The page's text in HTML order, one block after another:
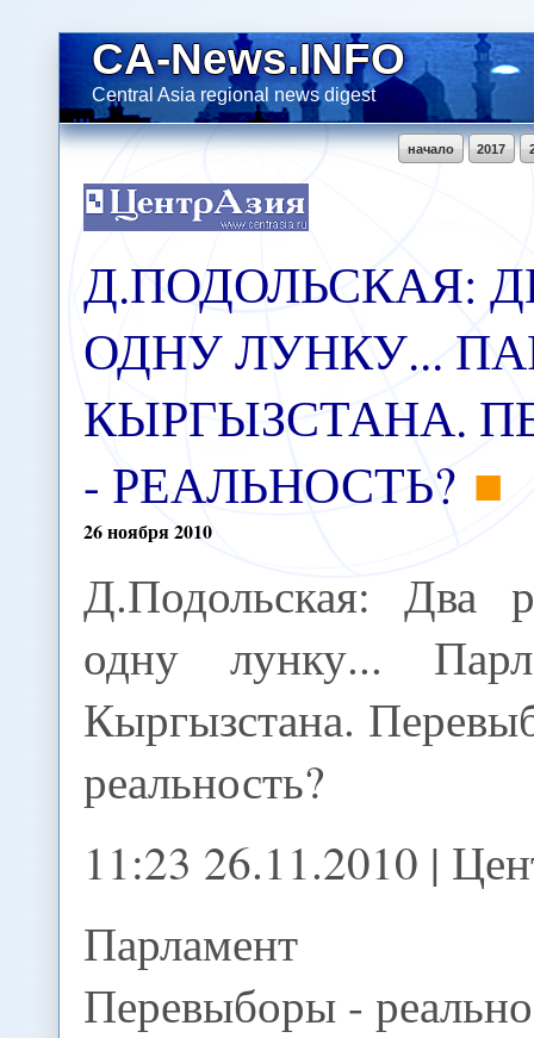
CA-News.INFO
Central Asia regional news digest
2017
начало
Д.ПОДОЛЬСКАЯ:
ОДНУ ЛУНКУ...
КЫРГЫЗСТАНА.
- РЕАЛЬНОСТЬ?
26ноября2010
Д.Подольская: Два
одну лунку...
Кыргызстана.
реальность?
11:23 26.11.2010 |
Парламент
Перевыборы -